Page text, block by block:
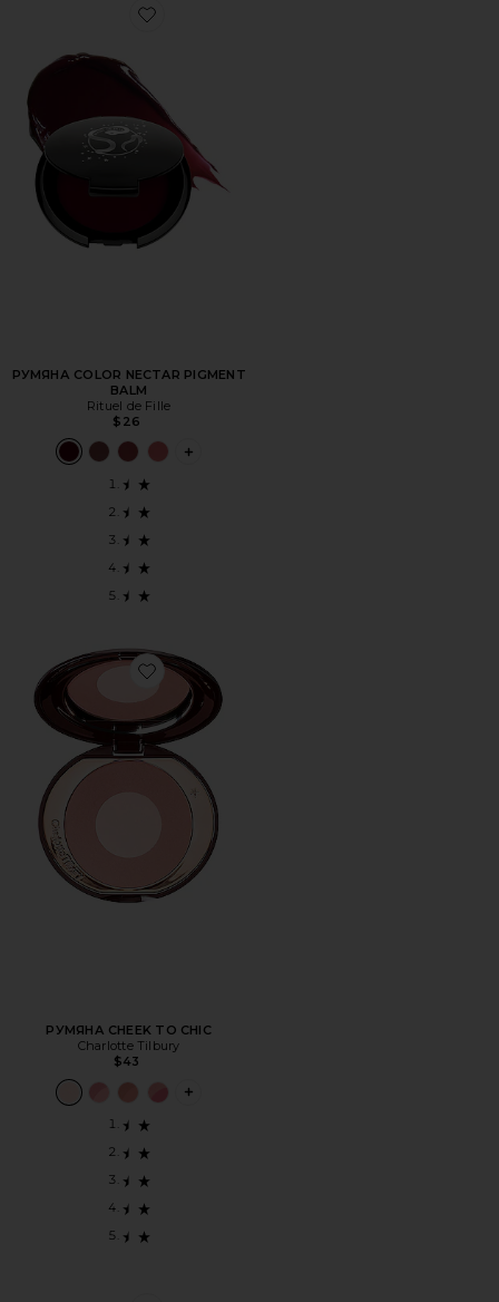
Favorite РУМЯНА COLOR NECTAR PIGMENT BALM
РУМЯНА COLOR NECTAR PIGMENT
BALM
Rituel de Fille
$26
PLUS ICON TO SEE MORE OPTIONS
Favorite РУМЯНА CHEEK TO CHIC
РУМЯНА CHEEK TO CHIC
Charlotte Tilbury
$43
PLUS ICON TO SEE MORE OPTIONS